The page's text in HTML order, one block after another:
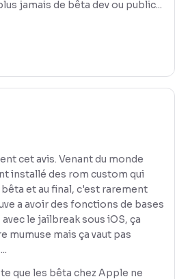
jamais de bêta dev ou public...
cet avis. Venant du monde
installé des rom custom qui
et au final, c'est rarement
a avoir des fonctions de bases
le jailbreak sous iOS, ça
mumuse mais ça vaut pas
que les bêta chez Apple ne